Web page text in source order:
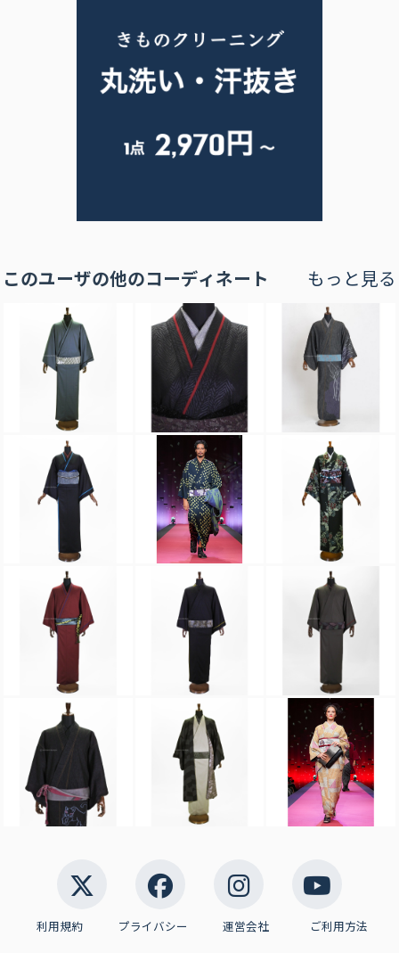
このユーザの他のコーディネート もっと見る
利用規約 プライバシー 運営会社 ご利用方法